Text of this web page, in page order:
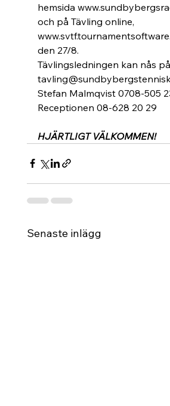
hemsida
och på Tävling online,
den 27/8.
Tävlingsledningen kan nås på
Stefan Malmqvist 0708-505
Receptionen 08-628 20 29
HJÄRTLIGT VÄLKOMMEN!
Senaste inlägg